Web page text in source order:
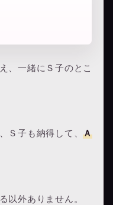
、一緒にＳ子のとこ
Ｓ子も納得して、Ａ
以外ありません。